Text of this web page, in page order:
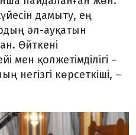
дамыту, ең
әл-ауқатын
Өйткені
мен қолжетімділігі –
негізгі көрсеткіші, –